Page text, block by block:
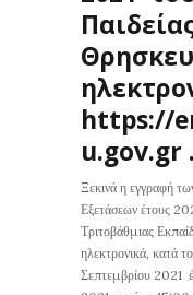
https://
u.gov.gr .
Ξεκινά η εγγραφή
Εξετάσεων έτους
Τριτοβάθμιας
ηλεκτρονικά, κατά
Σεπτεμβρίου 2021